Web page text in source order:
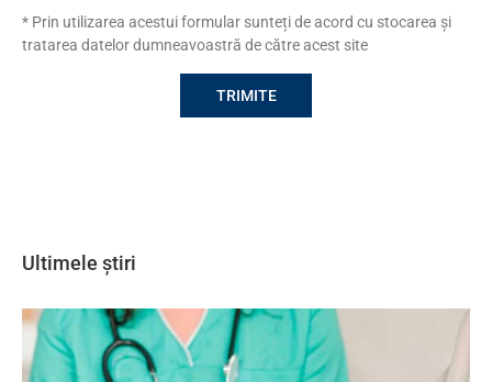
* Prin utilizarea acestui formular sunteți de acord cu stocarea și
tratarea datelor dumneavoastră de către acest site
Ultimele știri